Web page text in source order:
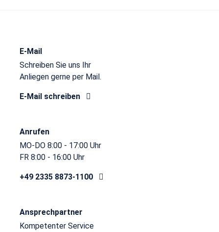
E-Mail
Schreiben Sie uns Ihr
Anliegen gerne per Mail.
E-Mail schreiben
Anrufen
MO-DO 8:00 - 17:00 Uhr
FR 8:00 - 16:00 Uhr
+49 2335 8873-1100
Ansprechpartner
Kompetenter Service